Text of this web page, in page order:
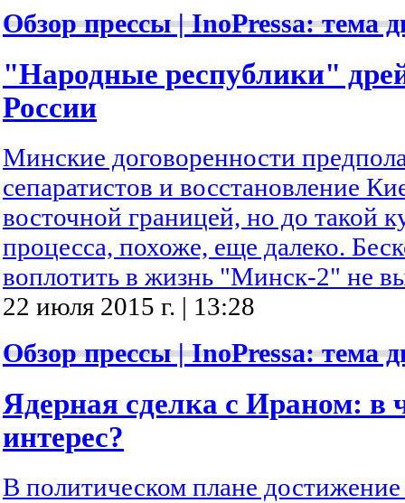
Обзор прессы | InoPressa: тема
"Народные республики"
России
Минские договоренности
сепаратистов и восстановление
восточной границей, но до такой
процесса, похоже, еще далеко.
воплотить в жизнь "Минск-2" не
22 июля 2015 г. | 13:28
Обзор прессы | InoPressa: тема
Ядерная сделка с Ираном: в
интерес?
В политическом плане